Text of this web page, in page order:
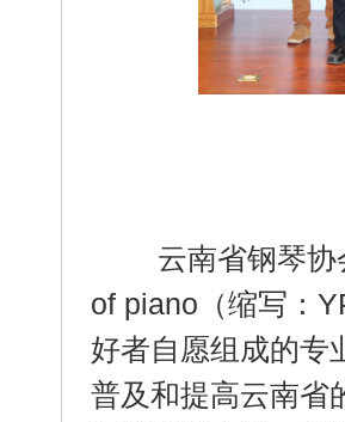
云南省钢琴协会
of piano（缩写：
好者自愿组成的专
普及和提高云南省